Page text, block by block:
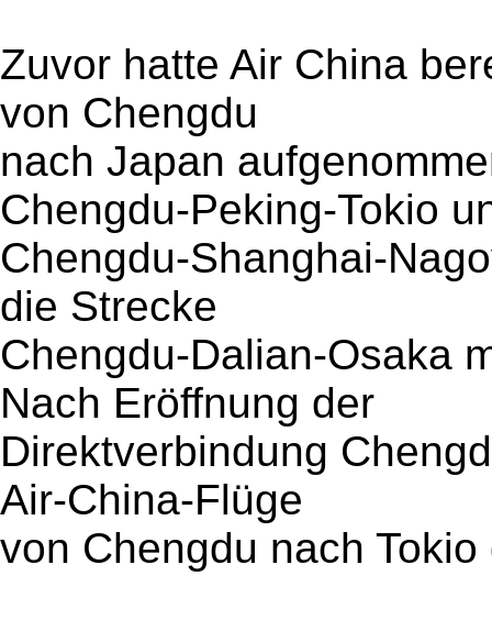
Zuvor hatte Air China
von Chengdu
nach Japan
Chengdu-Peking-Tokio
Chengdu-Shanghai-
die Strecke
Chengdu-Dalian-Osaka
Nach Eröffnung der
Direktverbindung
Air-China-Flüge
von Chengdu nach Tokio